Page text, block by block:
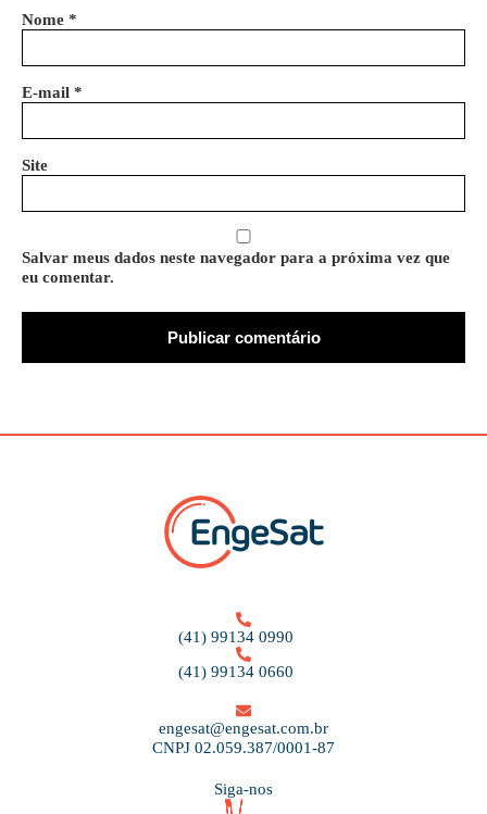
Nome *
E-mail *
Site
Salvar meus dados neste navegador para a próxima vez que
eu comentar.
(41) 99134 0990
(41) 99134 0660
engesat@engesat.com.br
CNPJ 02.059.387/0001-87
Siga-nos